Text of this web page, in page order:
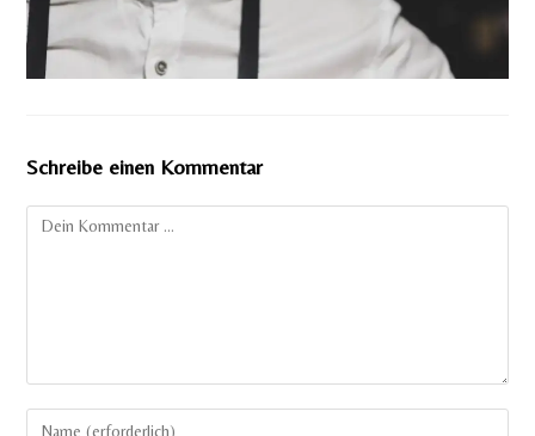
Schreibe einen Kommentar
Kommentar
Gib